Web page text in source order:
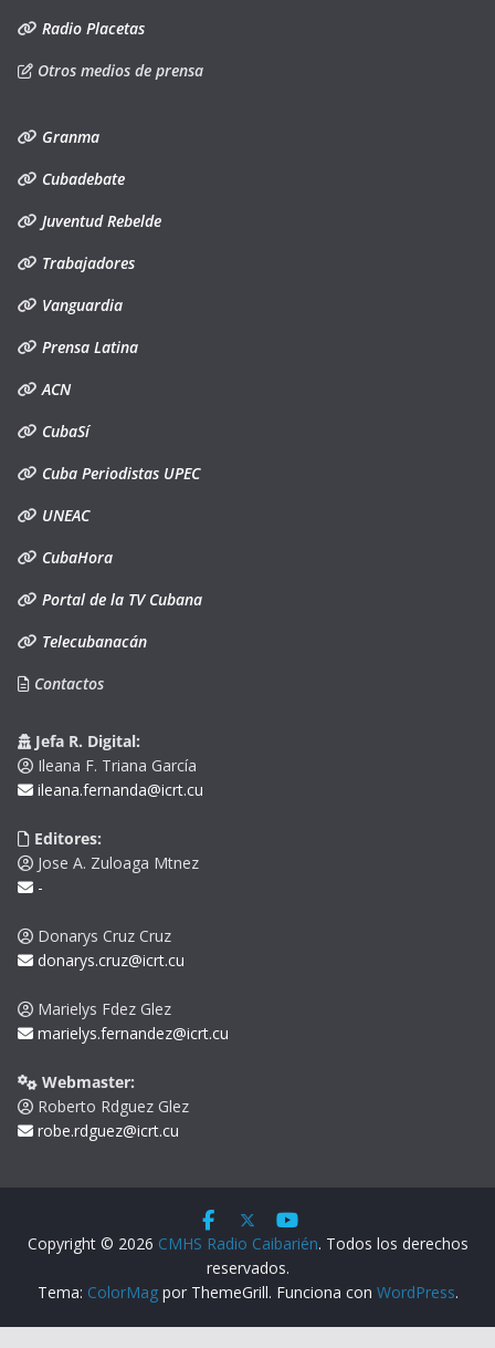
Radio Placetas
Otros medios de prensa
Granma
Cubadebate
Juventud Rebelde
Trabajadores
Vanguardia
Prensa Latina
ACN
CubaSí
Cuba Periodistas UPEC
UNEAC
CubaHora
Portal de la TV Cubana
Telecubanacán
Contactos
Jefa R. Digital:
Ileana F. Triana García
ileana.fernanda@icrt.cu
Editores:
Jose A. Zuloaga Mtnez
-
Donarys Cruz Cruz
donarys.cruz@icrt.cu
Marielys Fdez Glez
marielys.fernandez@icrt.cu
Webmaster:
Roberto Rdguez Glez
robe.rdguez@icrt.cu
Copyright © 2026 CMHS Radio Caibarién. Todos los derechos
reservados.
Tema: ColorMagpor ThemeGrill. Funciona con WordPress.